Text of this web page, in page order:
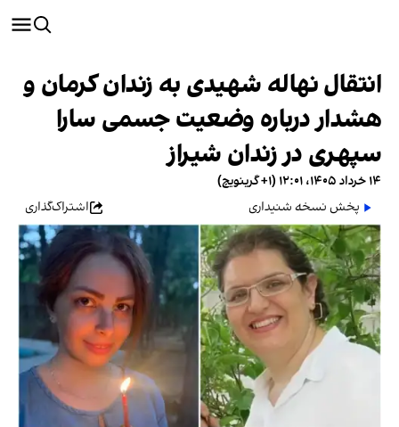
انتقال نهاله شهیدی به زندان کرمان و
هشدار درباره وضعیت جسمی سارا
سپهری در زندان شیراز
۱۴ خرداد ۱۴۰۵، ۱۲:۰۱ (‎+۱ گرینویچ)
پخش نسخه شنیداری
اشتراک‌گذاری